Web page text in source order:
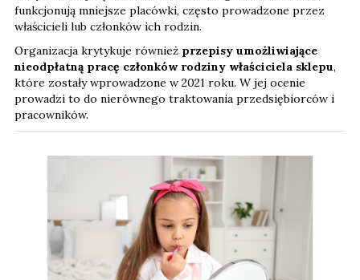
funkcjonują mniejsze placówki, często prowadzone przez
właścicieli lub członków ich rodzin.
Organizacja krytykuje również przepisy umożliwiające
nieodpłatną pracę członków rodziny właściciela sklepu,
które zostały wprowadzone w 2021 roku. W jej ocenie
prowadzi to do nierównego traktowania przedsiębiorców i
pracowników.